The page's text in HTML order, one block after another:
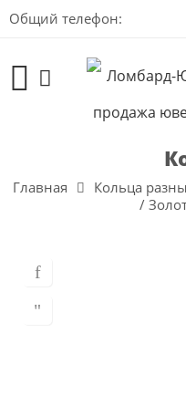
Общий телефон:
Главная Кольца
/